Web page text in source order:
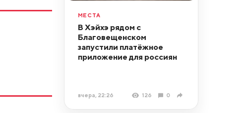
МЕСТА
В Хэйхэ рядом с
Благовещенском
запустили платёжное
приложение для россиян
вчера, 22:26 126 0